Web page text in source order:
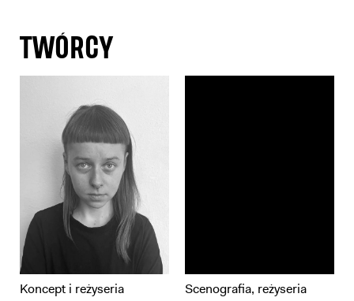
TWÓRCY
Koncept i reżyseria
Scenografia, reżyseria